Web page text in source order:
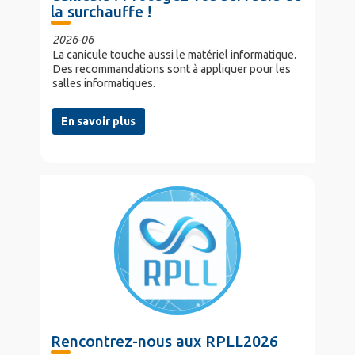
la surchauffe !
2026-06
La canicule touche aussi le matériel informatique.
Des recommandations sont à appliquer pour les
salles informatiques.
En savoir plus
Rencontrez-nous aux RPLL2026